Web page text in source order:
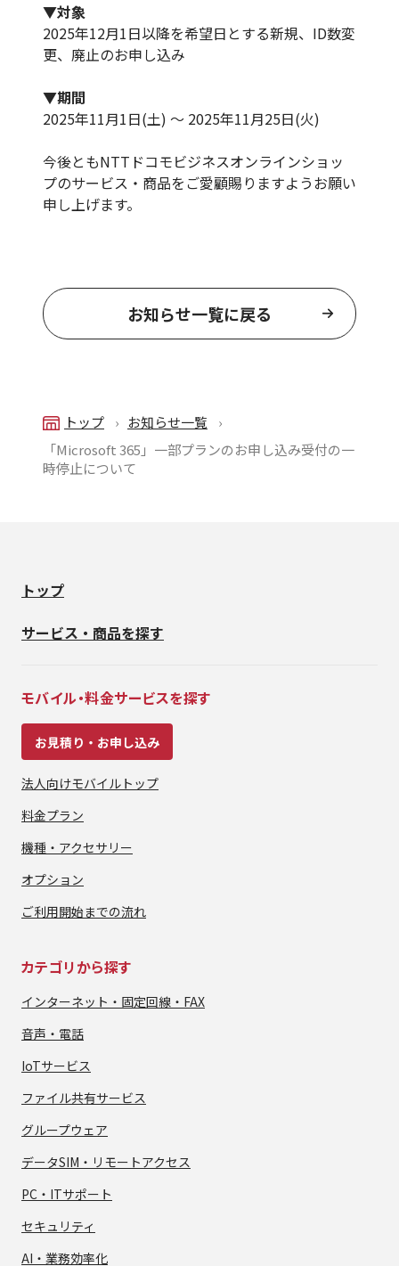
▼対象
2025年12月1日以降を希望日とする新規、ID数変
更、廃止のお申し込み
▼期間
2025年11月1日(土) ～ 2025年11月25日(火)
今後ともNTTドコモビジネスオンラインショッ
プのサービス・商品をご愛顧賜りますようお願い
申し上げます。
お知らせ一覧に戻る
トップ
お知らせ一覧
「Microsoft 365」一部プランのお申し込み受付の一
時停止について
トップ
サービス・商品を探す
モバイル・料金サービスを探す
お見積り・お申し込み
法人向けモバイルトップ
料金プラン
機種・アクセサリー
オプション
ご利用開始までの流れ
カテゴリから探す
インターネット・ 固定回線・FAX
音声・電話
IoTサービス
ファイル共有サービス
グループウェア
データSIM・ リモートアクセス
PC・ITサポート
セキュリティ
AI・業務効率化